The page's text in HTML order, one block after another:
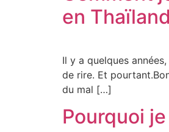
en
Il y a quelques
de rire. Et
du mal […]
Pourquoi